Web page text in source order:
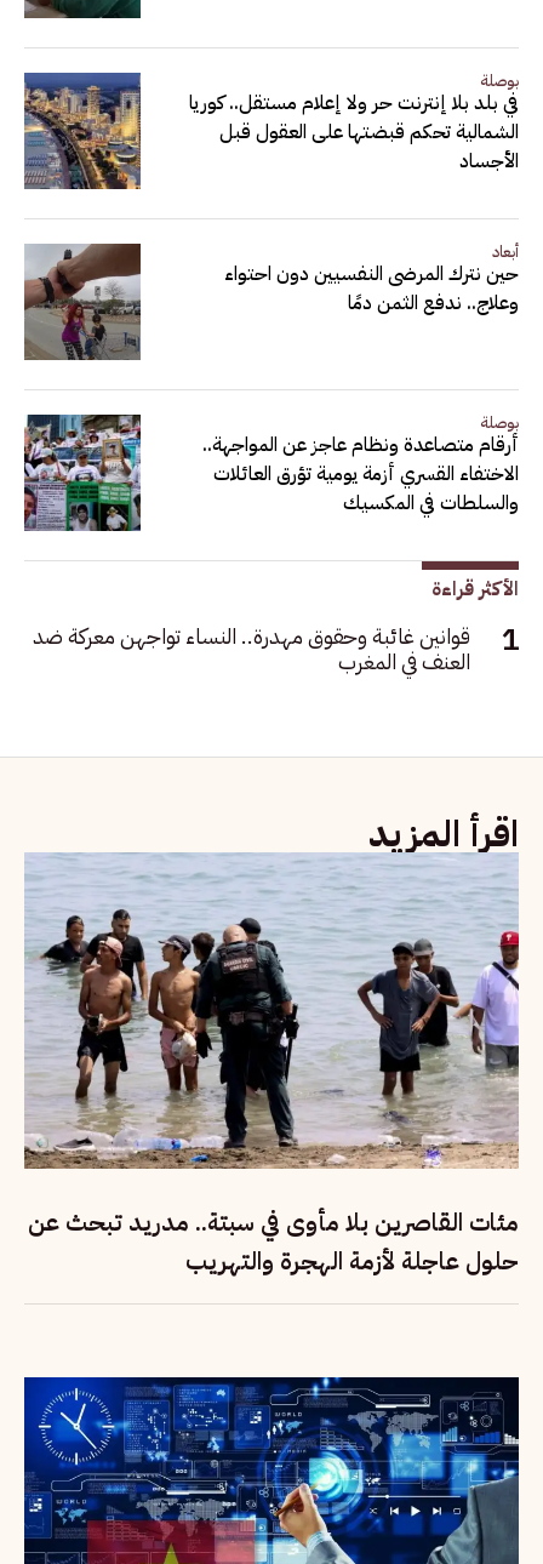
بوصلة
في بلد بلا إنترنت حر ولا إعلام مستقل.. كوريا
الشمالية تحكم قبضتها على العقول قبل
الأجساد
أبعاد
حين نترك المرضى النفسيين دون احتواء
وعلاج.. ندفع الثمن دمًا
بوصلة
أرقام متصاعدة ونظام عاجز عن المواجهة..
الاختفاء القسري أزمة يومية تؤرق العائلات
والسلطات في المكسيك
الأكثر قراءة
قوانين غائبة وحقوق مهدرة.. النساء تواجهن معركة ضد
العنف في المغرب
اقرأ المزيد
مئات القاصرين بلا مأوى في سبتة.. مدريد تبحث عن
حلول عاجلة لأزمة الهجرة والتهريب